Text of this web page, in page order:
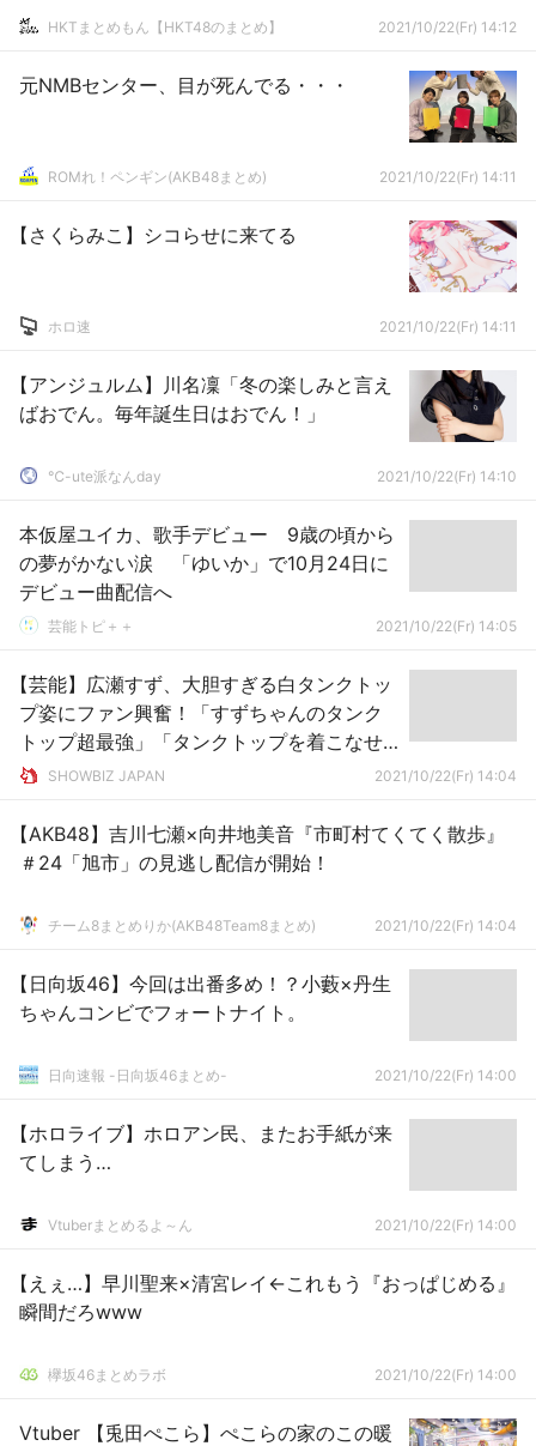
HKTまとめもん【HKT48のまとめ】 2021/10/22(Fr) 14:12
元NMBセンター、目が死んでる・・・
ROMれ！ペンギン(AKB48まとめ) 2021/10/22(Fr) 14:11
【さくらみこ】シコらせに来てる
ホロ速 2021/10/22(Fr) 14:11
【アンジュルム】川名凜「冬の楽しみと言え
ばおでん。毎年誕生日はおでん！」
℃-ute派なんday 2021/10/22(Fr) 14:10
本仮屋ユイカ、歌手デビュー 9歳の頃から
の夢がかない涙 「ゆいか」で10月24日に
デビュー曲配信へ
芸能トピ＋＋ 2021/10/22(Fr) 14:05
【芸能】広瀬すず、大胆すぎる白タンクトッ
プ姿にファン興奮！「すずちゃんのタンク
トップ超最強」「タンクトップを着こなせ
る人、自分はすずちゃんしか知らない」
SHOWBIZ JAPAN 2021/10/22(Fr) 14:04
【AKB48】吉川七瀬×向井地美音『市町村てくてく散歩』
＃24「旭市」の見逃し配信が開始！
チーム8まとめりか(AKB48Team8まとめ) 2021/10/22(Fr) 14:04
【日向坂46】今回は出番多め！？小藪×丹生
ちゃんコンビでフォートナイト。
日向速報 -日向坂46まとめ- 2021/10/22(Fr) 14:00
【ホロライブ】ホロアン民、またお手紙が来
てしまう…
Vtuberまとめるよ～ん 2021/10/22(Fr) 14:00
【えぇ…】早川聖来×清宮レイ←これもう『おっぱじめる』
瞬間だろwww
欅坂46まとめラボ 2021/10/22(Fr) 14:00
Vtuber 【兎田ぺこら】ぺこらの家のこの暖